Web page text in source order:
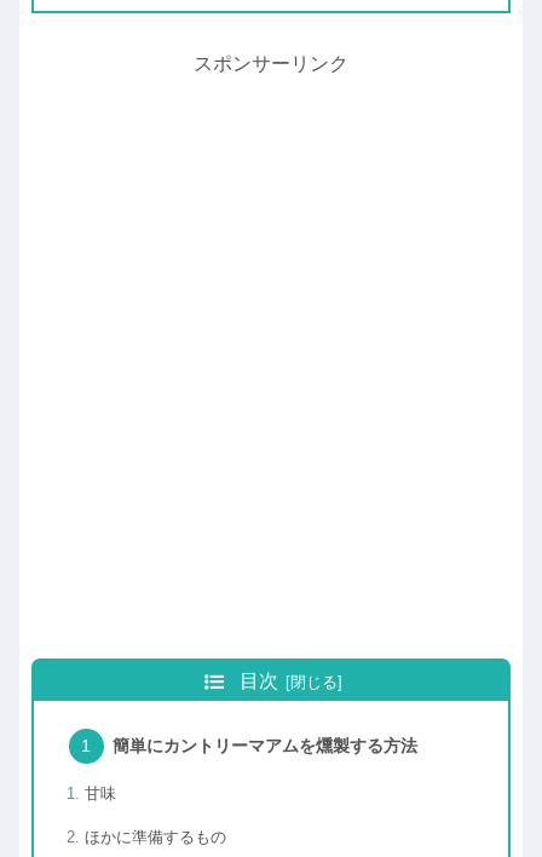
スポンサーリンク
目次
簡単にカントリーマアムを燻製する方法
甘味
ほかに準備するもの